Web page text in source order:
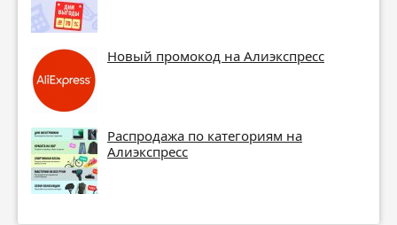
Новый промокод на Алиэкспресс
Распродажа по категориям на
Алиэкспресс